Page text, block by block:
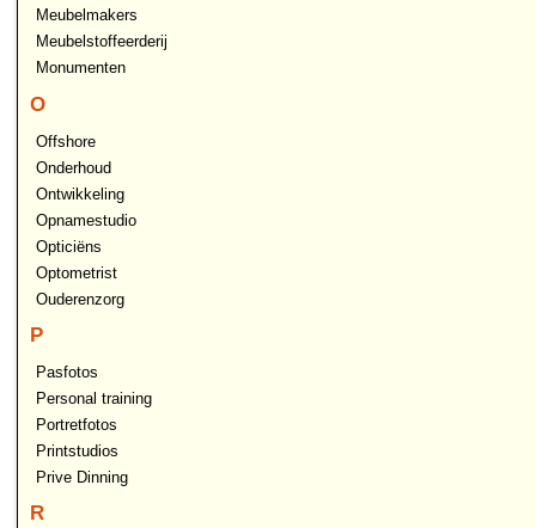
Meubelmakers
Meubelstoffeerderij
Monumenten
O
Offshore
Onderhoud
Ontwikkeling
Opnamestudio
Opticiëns
Optometrist
Ouderenzorg
P
Pasfotos
Personal training
Portretfotos
Printstudios
Prive Dinning
R